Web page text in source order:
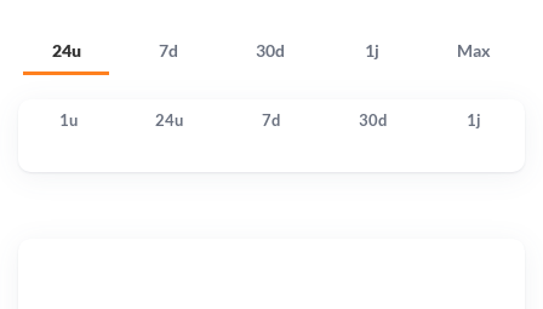
24u 7d 30d 1j Max
1u 24u 7d 30d 1j